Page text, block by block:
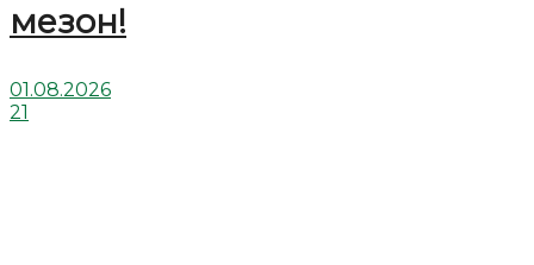
мезон!
01.08.2026
21